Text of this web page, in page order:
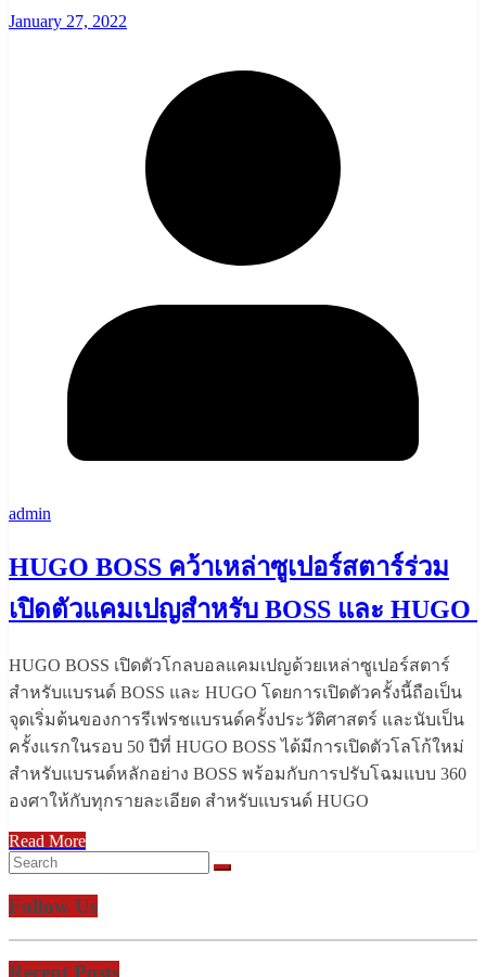
January 27, 2022
admin
HUGO BOSS คว้าเหล่าซูเปอร์สตาร์ร่วม
เปิดตัวแคมเปญสำหรับ BOSS และ HUGO
HUGO BOSS เปิดตัวโกลบอลแคมเปญด้วยเหล่าซูเปอร์สตาร์
สำหรับแบรนด์ BOSS และ HUGO โดยการเปิดตัวครั้งนี้ถือเป็น
จุดเริ่มต้นของการรีเฟรชแบรนด์ครั้งประวัติศาสตร์ และนับเป็น
ครั้งแรกในรอบ 50 ปีที่ HUGO BOSS ได้มีการเปิดตัวโลโก้ใหม่
สำหรับแบรนด์หลักอย่าง BOSS พร้อมกับการปรับโฉมแบบ 360
องศาให้กับทุกรายละเอียด สำหรับแบรนด์ HUGO
Read More
Follow Us
Recent Posts